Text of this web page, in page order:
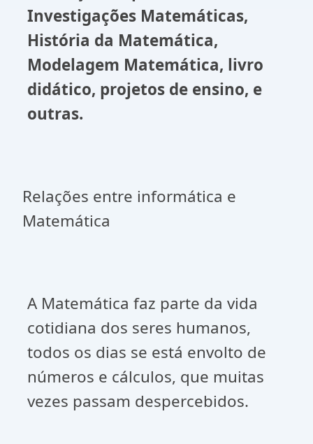
Investigações Matemáticas,
História da Matemática,
Modelagem Matemática, livro
didático, projetos de ensino, e
outras.
Relações entre informática e
Matemática
A Matemática faz parte da vida
cotidiana dos seres humanos,
todos os dias se está envolto de
números e cálculos, que muitas
vezes passam despercebidos.